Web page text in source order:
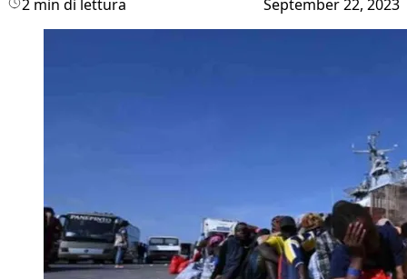
2 min di lettura September 22, 2023